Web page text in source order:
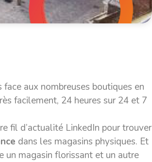
aux nombreuses boutiques en
facilement, 24 heures sur 24 et 7
fil d’actualité LinkedIn pour trouver
dans les magasins physiques. Et
un magasin florissant et un autre